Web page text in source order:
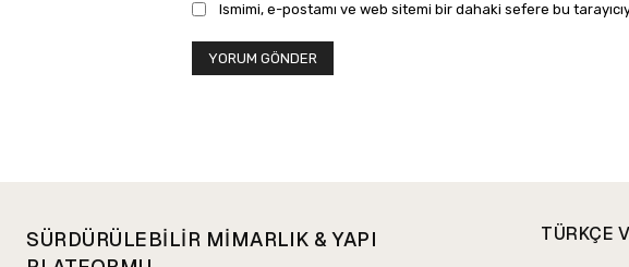
Ismimi, e-postamı ve web sitemi bir dahaki sefere bu
SÜRDÜRÜLEBİLİR MİMARLIK & YAPI
TÜRKÇE